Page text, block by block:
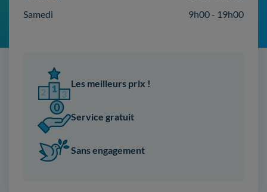
Samedi
9h00 - 19h00
Les meilleurs prix !
Service gratuit
Sans engagement